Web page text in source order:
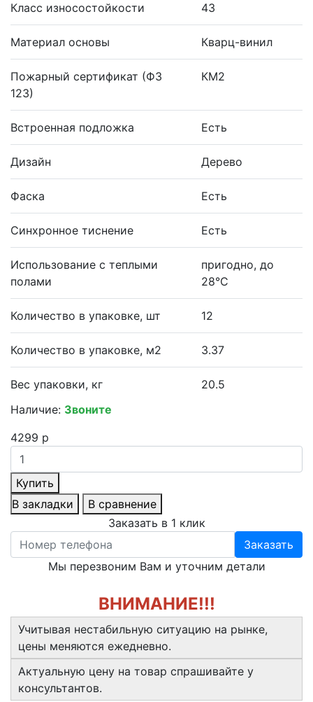
Класс износостойкости 43
Материал основы Кварц-винил
Пожарный сертификат (ФЗ
123)
КМ2
Встроенная подложка Есть
Дизайн Дерево
Фаска Есть
Синхронное тиснение Есть
Использование с теплыми
полами
пригодно, до
28°С
Количество в упаковке, шт 12
Количество в упаковке, м2 3.37
Вес упаковки, кг
20.5
Наличие: Звоните
4299 р
Купить
В закладки
В сравнение
Заказать в 1 клик
Заказать
Мы перезвоним Вам и уточним детали
ВНИМАНИЕ!!!
Учитывая нестабильную ситуацию на рынке,
цены меняются ежедневно.
Актуальную цену на товар спрашивайте у
консультантов.